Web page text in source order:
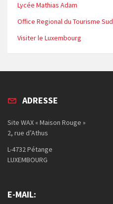
Lycée Mathias Adam
Office Regional du Tourisme Sud
Visiter le Luxembourg
ADRESSE
Site WAX « Maison Rouge »
2, rue d’Athus
L-4732 Pétange
LUXEMBOURG
E-MAIL: